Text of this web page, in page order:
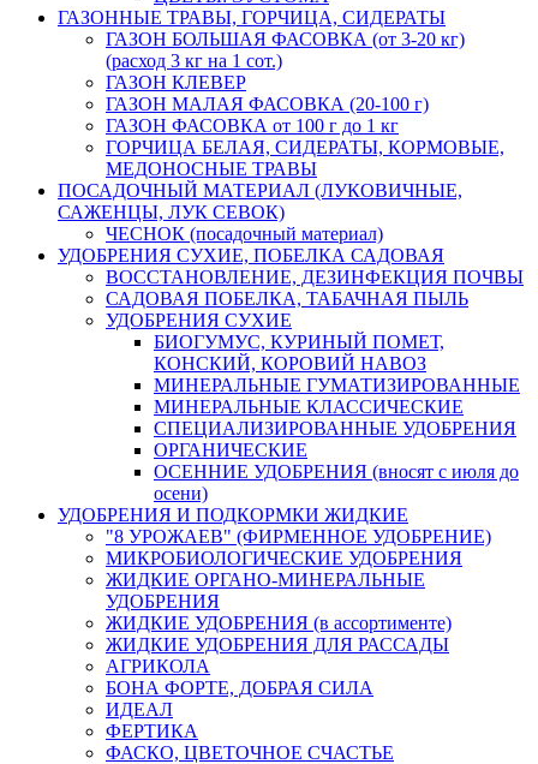
ГАЗОННЫЕ ТРАВЫ, ГОРЧИЦА, СИДЕРАТЫ
ГАЗОН БОЛЬШАЯ ФАСОВКА (от 3-20 кг)
(расход 3 кг на 1 сот.)
ГАЗОН КЛЕВЕР
ГАЗОН МАЛАЯ ФАСОВКА (20-100 г)
ГАЗОН ФАСОВКА от 100 г до 1 кг
ГОРЧИЦА БЕЛАЯ, СИДЕРАТЫ, КОРМОВЫЕ,
МЕДОНОСНЫЕ ТРАВЫ
ПОСАДОЧНЫЙ МАТЕРИАЛ (ЛУКОВИЧНЫЕ,
САЖЕНЦЫ, ЛУК СЕВОК)
ЧЕСНОК (посадочный материал)
УДОБРЕНИЯ СУХИЕ, ПОБЕЛКА САДОВАЯ
ВОССТАНОВЛЕНИЕ, ДЕЗИНФЕКЦИЯ ПОЧВЫ
САДОВАЯ ПОБЕЛКА, ТАБАЧНАЯ ПЫЛЬ
УДОБРЕНИЯ СУХИЕ
БИОГУМУС, КУРИНЫЙ ПОМЕТ,
КОНСКИЙ, КОРОВИЙ НАВОЗ
МИНЕРАЛЬНЫЕ ГУМАТИЗИРОВАННЫЕ
МИНЕРАЛЬНЫЕ КЛАССИЧЕСКИЕ
СПЕЦИАЛИЗИРОВАННЫЕ УДОБРЕНИЯ
ОРГАНИЧЕСКИЕ
ОСЕННИЕ УДОБРЕНИЯ (вносят с июля до
осени)
УДОБРЕНИЯ И ПОДКОРМКИ ЖИДКИЕ
"8 УРОЖАЕВ" (ФИРМЕННОЕ УДОБРЕНИЕ)
МИКРОБИОЛОГИЧЕСКИЕ УДОБРЕНИЯ
ЖИДКИЕ ОРГАНО-МИНЕРАЛЬНЫЕ
УДОБРЕНИЯ
ЖИДКИЕ УДОБРЕНИЯ (в ассортименте)
ЖИДКИЕ УДОБРЕНИЯ ДЛЯ РАССАДЫ
АГРИКОЛА
БОНА ФОРТЕ, ДОБРАЯ СИЛА
ИДЕАЛ
ФЕРТИКА
ФАСКО, ЦВЕТОЧНОЕ СЧАСТЬЕ